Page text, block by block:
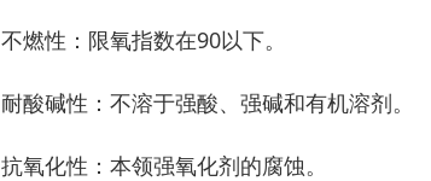
不燃性：限氧指数在90以下。
耐酸碱性：不溶于强酸、强碱和有机溶剂。
抗氧化性：本领强氧化剂的腐蚀。